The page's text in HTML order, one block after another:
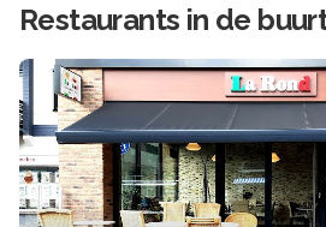
Restaurants in de